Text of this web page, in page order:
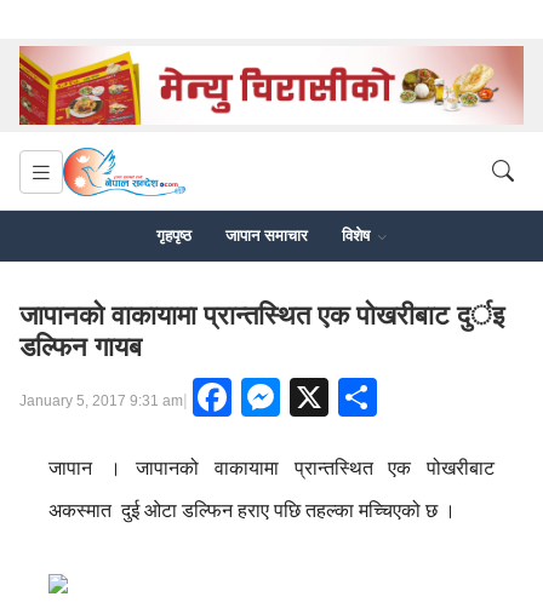
गृहपृष्ठ जापान समाचार विशेष
जापानकाे वाकायामा प्रान्तस्थित एक पाेखरीबाट दुर्इ
डल्फिन गायब
January 5, 2017 9:31 am| Facebook
Messenger
X
जापान । जापानको वाकायामा प्रान्तस्थित एक पोखरीबाट
अकस्मात दुई ओटा डल्फिन हराए पछि तहल्का मच्चिएको छ ।